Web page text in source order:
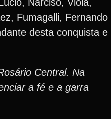
Fumagalli, Fernando
desta conquista e
Central. Na
a fé e a garra